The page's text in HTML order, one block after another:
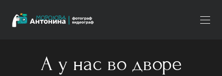
А у нас во дворе